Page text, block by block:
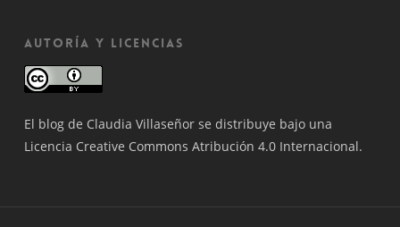
Autoría y Licencias
El blogde Claudia Villaseñorse distribuye bajo una
Licencia Creative Commons Atribución 4.0 Internacional.